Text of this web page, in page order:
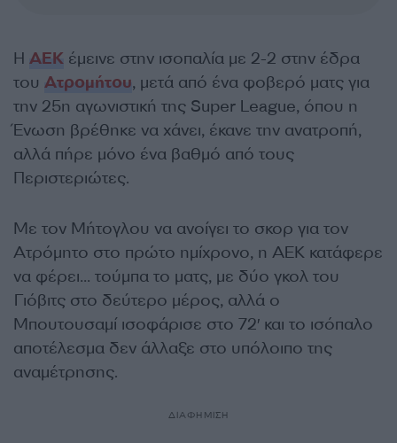
Η ΑΕΚ έμεινε στην ισοπαλία με 2-2 στην έδρα
του Ατρομήτου, μετά από ένα φοβερό ματς για
την 25η αγωνιστική της Super League, όπου η
Ένωση βρέθηκε να χάνει, έκανε την ανατροπή,
αλλά πήρε μόνο ένα βαθμό από τους
Περιστεριώτες.
Με τον Μήτογλου να ανοίγει το σκορ για τον
Ατρόμητο στο πρώτο ημίχρονο, η ΑΕΚ κατάφερε
να φέρει… τούμπα το ματς, με δύο γκολ του
Γιόβιτς στο δεύτερο μέρος, αλλά ο
Μπουτουσαμί ισοφάρισε στο 72′ και το ισόπαλο
αποτέλεσμα δεν άλλαξε στο υπόλοιπο της
αναμέτρησης.
ΔΙΑΦΗΜΙΣΗ